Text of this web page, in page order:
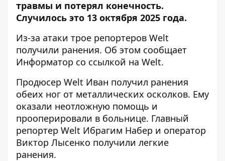
травмы и потерял конечность.
Случилось это 13 октября 2025 года.
Из-за атаки трое репортеров Welt
получили ранения. Об этом сообщает
Информатор со ссылкой на Welt.
Продюсер Welt Иван получил ранения
обеих ног от металлических осколков. Ему
оказали неотложную помощь и
прооперировали в больнице. Главный
репортер Welt Ибрагим Набер и оператор
Виктор Лысенко получили легкие
ранения.